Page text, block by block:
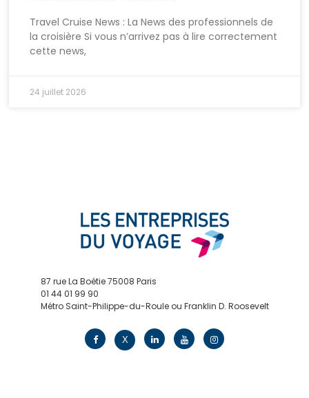
Travel Cruise News : La News des professionnels de
la croisière Si vous n’arrivez pas à lire correctement
cette news,
24 juillet 2026
87 rue La Boétie 75008 Paris
01 44 01 99 90
Métro Saint-Philippe-du-Roule ou Franklin D. Roosevelt
X